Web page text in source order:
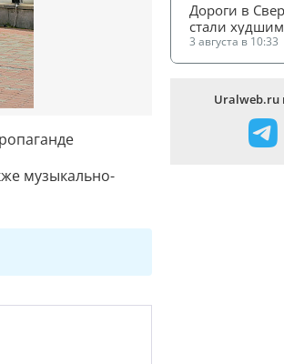
музыкально-
Дороги в
стали
3 августа в 10:33
Uralweb.ru